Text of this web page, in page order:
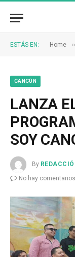
ESTÁS EN: Home »
CANCÚN
LANZA
SOY
By
No hay comentarios